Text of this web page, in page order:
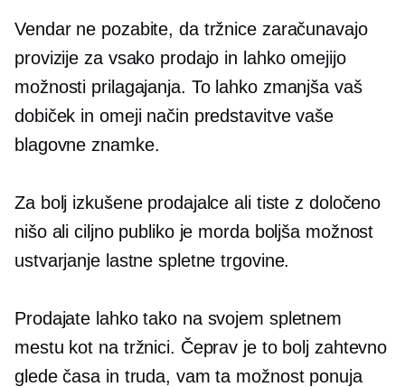
Vendar ne pozabite, da tržnice zaračunavajo
provizije za vsako prodajo in lahko omejijo
možnosti prilagajanja. To lahko zmanjša vaš
dobiček in omeji način predstavitve vaše
blagovne znamke.
Za bolj izkušene prodajalce ali tiste z določeno
nišo ali ciljno publiko je morda boljša možnost
ustvarjanje lastne spletne trgovine.
Prodajate lahko tako na svojem spletnem
mestu kot na tržnici. Čeprav je to bolj zahtevno
glede časa in truda, vam ta možnost ponuja